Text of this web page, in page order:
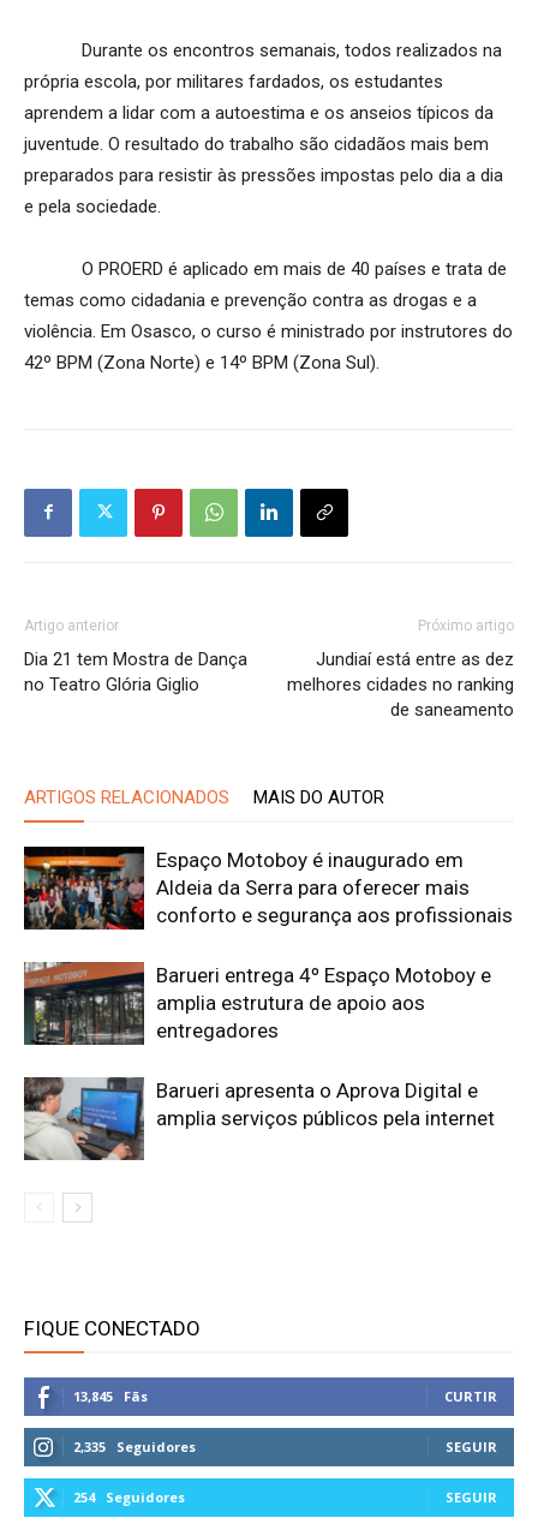
Durante os encontros semanais, todos realizados na
própria escola, por militares fardados, os estudantes
aprendem a lidar com a autoestima e os anseios típicos da
juventude. O resultado do trabalho são cidadãos mais bem
preparados para resistir às pressões impostas pelo dia a dia
e pela sociedade.
O PROERD é aplicado em mais de 40 países e trata de
temas como cidadania e prevenção contra as drogas e a
violência. Em Osasco, o curso é ministrado por instrutores do
42º BPM (Zona Norte) e 14º BPM (Zona Sul).
Artigo anterior
Dia 21 tem Mostra de Dança
no Teatro Glória Giglio
Próximo artigo
Jundiaí está entre as dez
melhores cidades no ranking
de saneamento
ARTIGOS RELACIONADOS MAIS DO AUTOR
Espaço Motoboy é inaugurado em
Aldeia da Serra para oferecer mais
conforto e segurança aos profissionais
Barueri entrega 4º Espaço Motoboy e
amplia estrutura de apoio aos
entregadores
Barueri apresenta o Aprova Digital e
amplia serviços públicos pela internet
FIQUE CONECTADO
13,845 Fãs CURTIR
2,335 Seguidores SEGUIR
254 Seguidores SEGUIR